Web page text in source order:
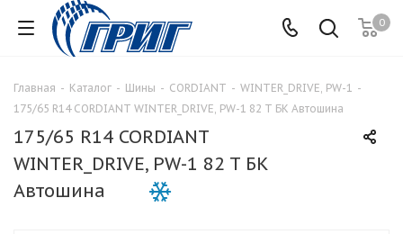
0
Главная - Каталог - Шины - CORDIANT - WINTER_DRIVE, PW-1 -
175/65 R14 CORDIANT WINTER_DRIVE, PW-1 82 T БК Автошина
175/65 R14 CORDIANT
WINTER_DRIVE, PW-1 82 T БК
Автошина